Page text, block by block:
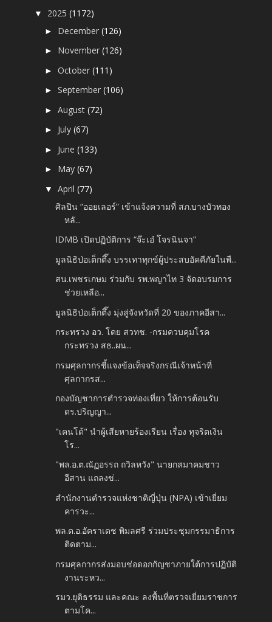
▼ 2025(1172)
► December(126)
► November(126)
►October(111)
►September(106)
►August(72)
► July(67)
► June(133)
► May(67)
▼April(77)
ศิลปิน “ออยเลอร์” เข้าแจ้งความที่ สภ.บางบัวทอง
หลั...
IDMB เปิดปฏิบัติการ “จ๊ะเอ๋ โจรนินจา”
มูลนิธิป่อเต็กตึ๊ง บรรเทาทุกข์ผู้ประสบอัคคีภัยในพื...
สน.เพชรเกษม ร่วมกับ รพ.พญาไท 3 จัดอบรมการ
ช่วยเหลือ...
มูลนิธิป่อเต็กตึ๊ง มุ่งสู่จังหวัดที่ 20 ของภาคอีสา...
กระทรวง อว. โดย สวทช. -กรมควบคุมโรค
กระทรวง สธ..ผน...
กรมศุลกากรชี้แจงข้อเท็จจริงกรณีเจ้าหน้าที่
ศุลกากรส...
กองบัญชาการตำรวจท่องเที่ยว ให้การต้อนรับ
ดร.ปริญญา...
"เคนโด้" นำผู้เสียหายร้องเรียน เรื่อง ทุจริตเงิน
โร...
"พล.อ.ต.ณัฏอรรถ ถวิลหวัง" นายกสมาคมชาว
อีสาน แถลงข่...
สำนักงานตำรวจแห่งชาติญี่ปุ่น (NPA) เข้าเยี่ยม
คารวะ...
พล.ต.อ.อัคราเดช พิมลศรี ร่วมประชุมกรรมาธิการ
ติดตาม...
กรมศุลกากรส่งมอบช่อดอกกัญชาภายใต้การปฏิบัติ
งานระหว...
รมว.ยุติธรรม และคณะ ลงพื้นที่ตรวจเยี่ยมราชการ
ตามโค...